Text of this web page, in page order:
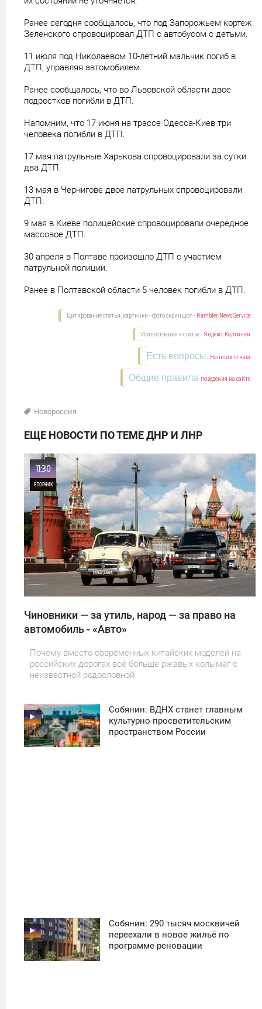
Ранее сегодня сообщалось, что под Запорожьем кортеж
Зеленского спровоцировал ДТП с автобусом с детьми.
11 июля под Николаевом 10-летний мальчик погиб в
ДТП, управляя автомобилем.
Ранее сообщалось, что во Львовской области двое
подростков погибли в ДТП.
Напомним, что 17 июня на трассе Одесса-Киев три
человека погибли в ДТП.
17 мая патрульные Харькова спровоцировали за сутки
два ДТП.
13 мая в Чернигове двое патрульных спровоцировали
ДТП.
9 мая в Киеве полицейские спровоцировали очередное
массовое ДТП.
30 апреля в Полтаве произошло ДТП с участием
патрульной полиции.
Ранее в Полтавской области 5 человек погибли в ДТП.
Цитирование статьи, картинки - фото скриншот - Rambler News Service.
Иллюстрация к статье - Яндекс. Картинки.
Есть вопросы. Напишите нам.
Общие правила поведения на сайте.
Новороссия
ЕЩЕ НОВОСТИ ПО ТЕМЕ ДНР И ЛНР
11:30
ВТОРНИК
0
Чиновники — за утиль, народ — за право на
автомобиль - «Авто»
Почему вместо современных китайских моделей на
российских дорогах всё больше ржавых колымаг с
неизвестной родословной
Собянин: ВДНХ станет главным
культурно-просветительским
пространством России
Собянин: 290 тысяч москвичей
переехали в новое жильё по
программе реновации